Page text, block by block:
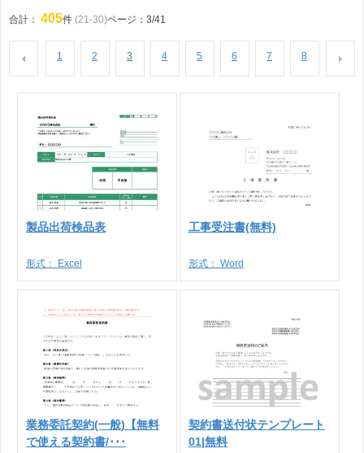
合計： 405件 (21-30)ページ：3/41
1 2 3 4 5 6 7 8
製品出荷検品表
形式： Excel
工事受注書(無料)
形式： Word
業務委託契約(一般)【無料
で使える契約書/･･･
契約書送付状テンプレート
01|無料